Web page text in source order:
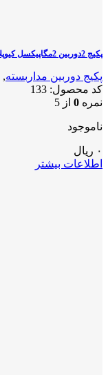
پکیج 2دوربین 2مگاپیکسل کیوپلاس کد133
پکیج دوربین مداربسته,
کد محصول: 133
نمره 0 از 5
ناموجود
۰ ریال
اطلاعات بیشتر